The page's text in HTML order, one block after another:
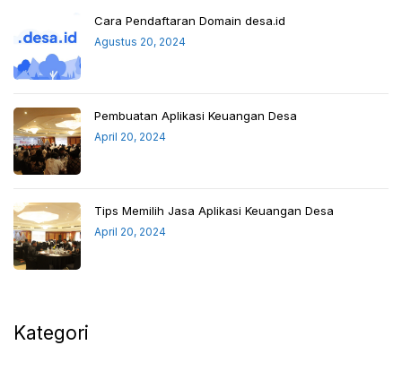
Cara Pendaftaran Domain desa.id
Agustus 20, 2024
Pembuatan Aplikasi Keuangan Desa
April 20, 2024
Tips Memilih Jasa Aplikasi Keuangan Desa
April 20, 2024
Kategori